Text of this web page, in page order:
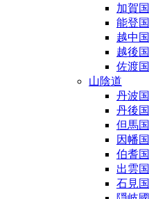
加賀国
能登国
越中国
越後国
佐渡国
山陰道
丹波国
丹後国
但馬国
因幡国
伯耆国
出雲国
石見国